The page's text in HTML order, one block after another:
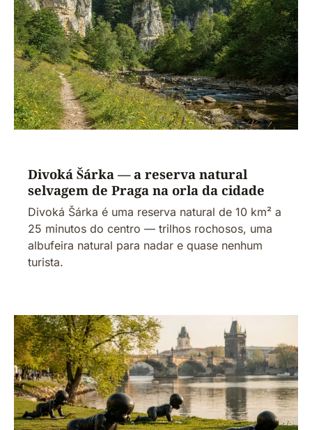
Divoká Šárka — a reserva natural
selvagem de Praga na orla da cidade
Divoká Šárka é uma reserva natural de 10 km² a
25 minutos do centro — trilhos rochosos, uma
albufeira natural para nadar e quase nenhum
turista.